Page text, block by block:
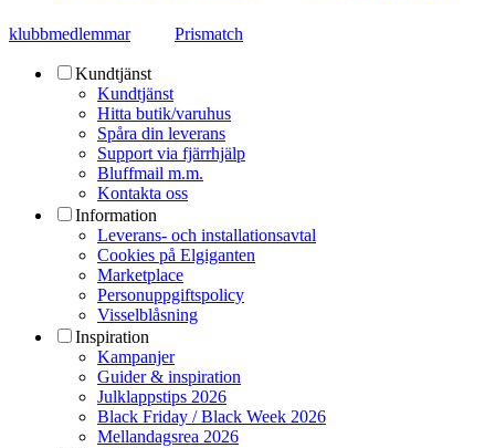
klubbmedlemmar Prismatch
Kundtjänst
Kundtjänst
Hitta butik/varuhus
Spåra din leverans
Support via fjärrhjälp
Bluffmail m.m.
Kontakta oss
Information
Leverans- och installationsavtal
Cookies på Elgiganten
Marketplace
Personuppgiftspolicy
Visselblåsning
Inspiration
Kampanjer
Guider & inspiration
Julklappstips 2026
Black Friday / Black Week 2026
Mellandagsrea 2026